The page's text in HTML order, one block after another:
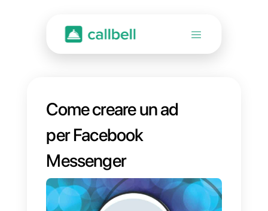
Come creare un ad
per Facebook
Messenger